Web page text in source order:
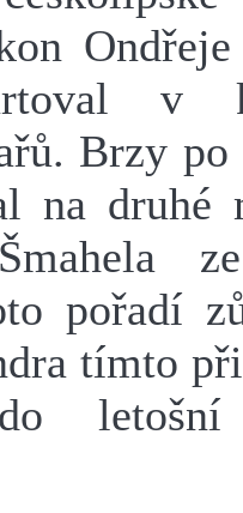
Ondřeje
v
Brzy po
na druhé
pořadí
tímto
letošní